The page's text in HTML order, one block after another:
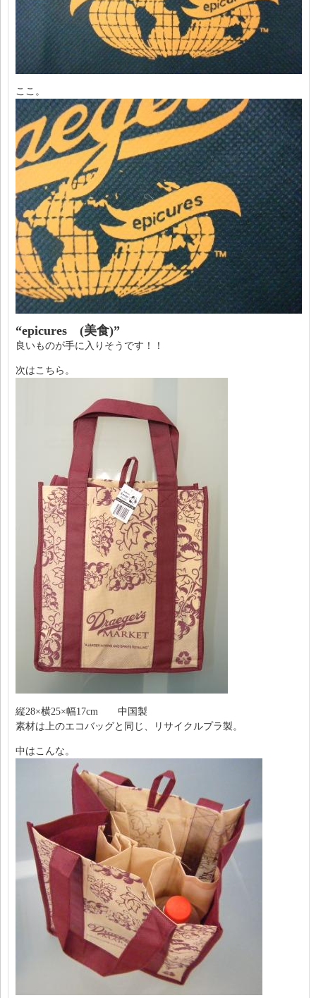
ここ。
“epicures (美食)”
良いものが手に入りそうです！！
次はこちら。
縦28×横25×幅17cm 中国製
素材は上のエコバッグと同じ、リサイクルプラ製。
中はこんな。